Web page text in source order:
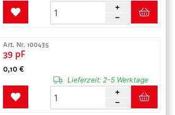
Art. Nr. 100435
39 pF
0,10 €
Lieferzeit:2-5 Werktage